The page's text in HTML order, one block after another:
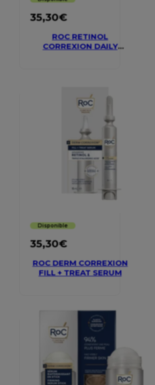
35,30€
ROC RETINOL
CORREXION DAILY
Disponible
35,30€
ROC DERM CORREXION
FILL + TREAT SERUM